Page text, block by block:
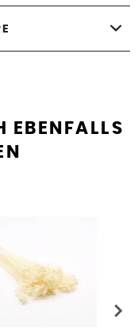
EBENFALLS